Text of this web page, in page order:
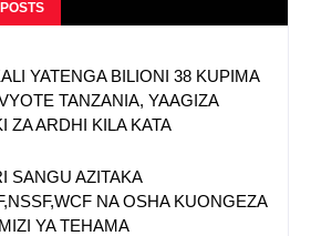
YATENGA BILIONI 38 KUPIMA
TANZANIA, YAAGIZA
ZA ARDHI KILA KATA
SANGU AZITAKA
NA OSHA KUONGEZA
YA TEHAMA